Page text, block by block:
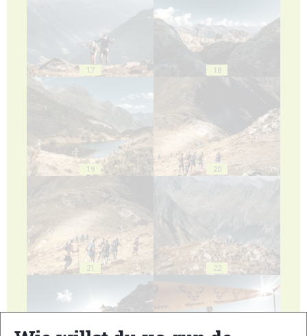
17 18
19 20
21 22